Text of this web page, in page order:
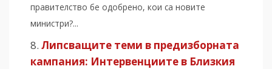
правителство бе одобрено, кои са новите
министри?...
Липсващите теми в предизборната
кампания: Интервенциите в Близкия